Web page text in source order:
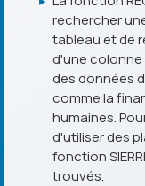
rechercher
tableau et de
d'une colonne
des données
comme la
humaines.
d'utiliser des
fonction
trouvés.